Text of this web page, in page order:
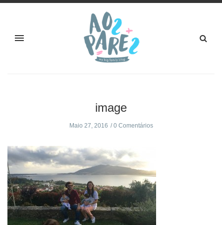
image
Maio 27, 2016 0 Comentários